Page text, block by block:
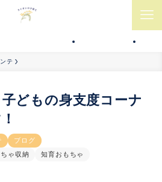
作り・おうちモンテ 知育おもちゃ
テ
どもの身支度コーナ
ブログ
ちゃ収納 知育おもちゃ